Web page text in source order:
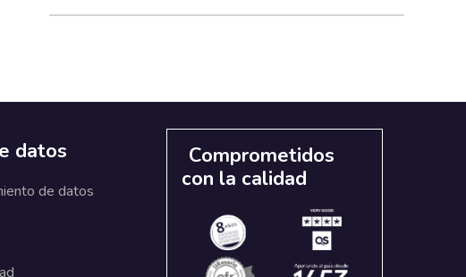
datos
de datos
Comprometidos
con la calidad